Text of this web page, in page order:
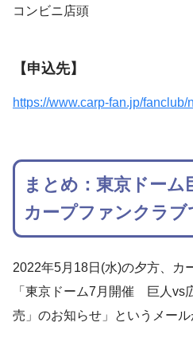
コンビニ店頭
【申込先】
https://www.carp-fan.jp/fanclub/
まとめ：東京ドーム
カープファンクラブ
2022年5月18日(水)の夕方、カ
「東京ドーム7月開催 巨人vs
売」のお知らせ」というメール